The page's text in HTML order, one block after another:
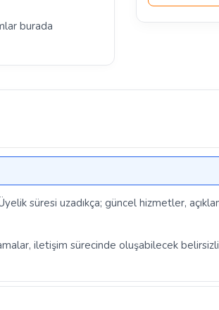
burada
süresi uzadıkça; güncel hizmetler,
iletişim sürecinde oluşabilecek